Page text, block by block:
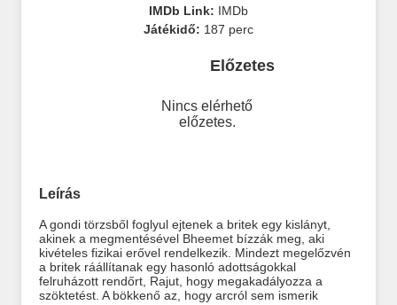
IMDb Link: IMDb
Játékidő: 187 perc
Előzetes
Nincs elérhető
előzetes.
Leírás
A gondi törzsből foglyul ejtenek a britek egy kislányt,
akinek a megmentésével Bheemet bízzák meg, aki
kivételes fizikai erővel rendelkezik. Mindezt megelőzvén
a britek ráállítanak egy hasonló adottságokkal
felruházott rendőrt, Rajut, hogy megakadályozza a
szöktetést. A bökkenő az, hogy arcról sem ismerik